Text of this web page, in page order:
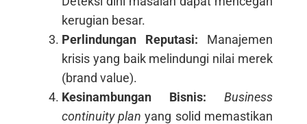
kerugian besar.
Perlindungan Reputasi: Manajemen
krisis yang baik melindungi nilai merek
(brand value).
Kesinambungan Bisnis:
Business
continuity plan yang solid memastikan